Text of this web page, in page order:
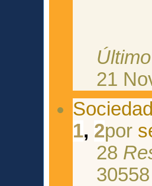
21
1, 2por
28
30558